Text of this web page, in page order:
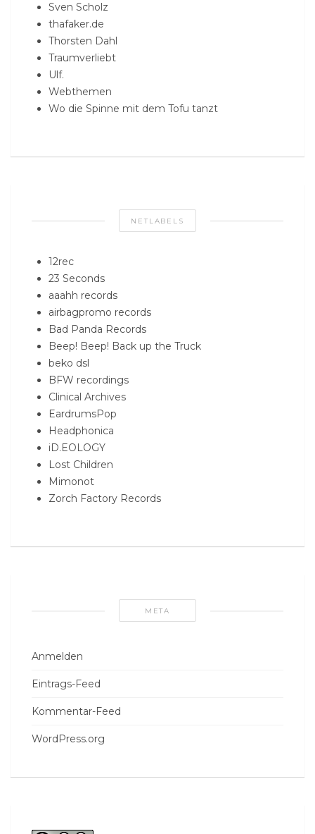
Sven Scholz
thafaker.de
Thorsten Dahl
Traumverliebt
Ulf.
Webthemen
Wo die Spinne mit dem Tofu tanzt
NETLABELS
12rec
23 Seconds
aaahh records
airbagpromo records
Bad Panda Records
Beep! Beep! Back up the Truck
beko dsl
BFW recordings
Clinical Archives
EardrumsPop
Headphonica
iD.EOLOGY
Lost Children
Mimonot
Zorch Factory Records
META
Anmelden
Eintrags-Feed
Kommentar-Feed
WordPress.org